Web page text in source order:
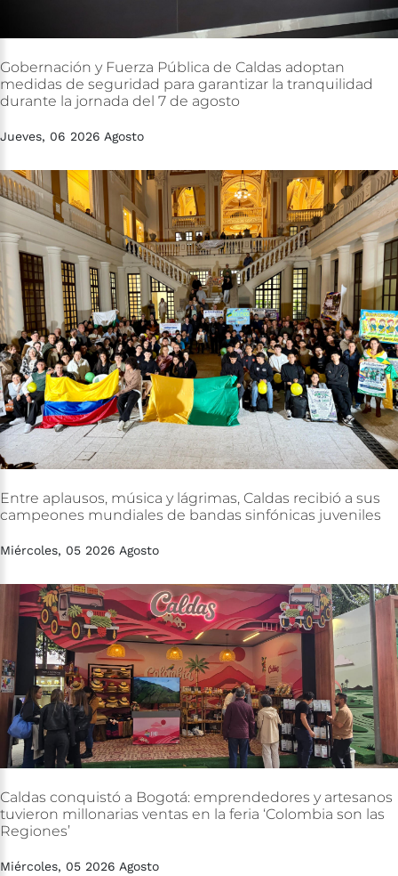
Gobernación y Fuerza Pública de Caldas adoptan
medidas de seguridad para garantizar la tranquilidad
durante la jornada del 7 de agosto
Jueves, 06 2026 Agosto
Entre aplausos, música y lágrimas, Caldas recibió a sus
campeones mundiales de bandas sinfónicas juveniles
Miércoles, 05 2026 Agosto
Caldas conquistó a Bogotá: emprendedores y artesanos
tuvieron millonarias ventas en la feria ‘Colombia son las
Regiones’
Miércoles, 05 2026 Agosto